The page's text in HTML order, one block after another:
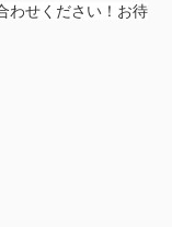
わせください！お待